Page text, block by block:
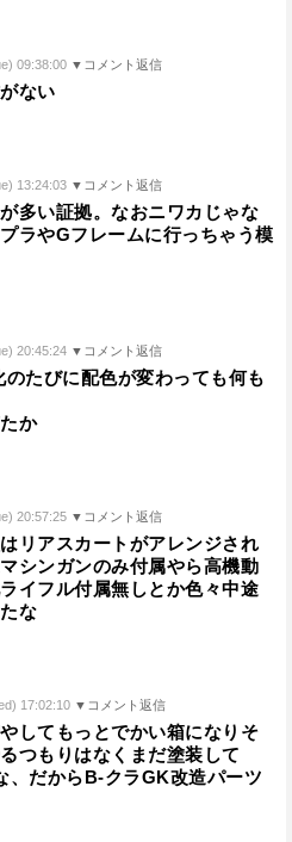
09:38:00 ▼コメント返信
ない
13:24:03 ▼コメント返信
多い証拠。なおニワカじゃな
ラやGフレームに行っちゃう模
20:45:24 ▼コメント返信
たびに配色が変わっても何も
か
20:57:25 ▼コメント返信
リアスカートがアレンジされ
シンガンのみ付属やら高機動
イフル付属無しとか色々中途
な
17:02:10 ▼コメント返信
してもっとでかい箱になりそ
つもりはなくまだ塗装して
、だからB-クラGK改造パーツ